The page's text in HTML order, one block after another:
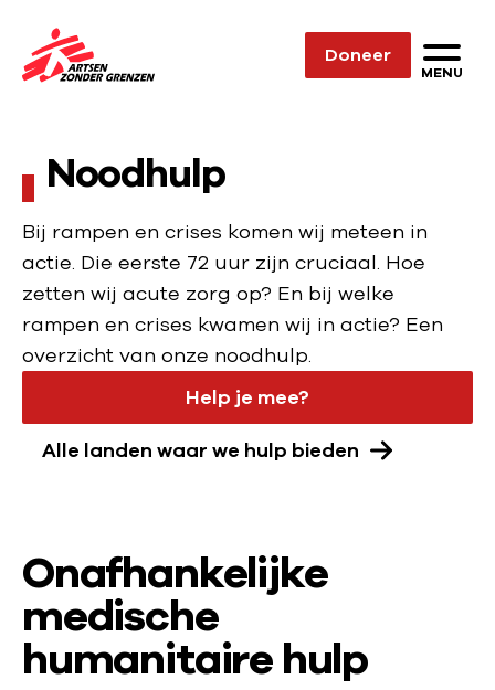
Sla navigatie over
N
e
h
o
m
e
p
Doneer
MENU
Noodhulp
Bij rampen en crises komen wij meteen in
actie. Die eerste 72 uur zijn cruciaal. Hoe
zetten wij acute zorg op? En bij welke
rampen en crises kwamen wij in actie? Een
overzicht van onze noodhulp.
Help je mee?
Alle landen waar we hulp bieden
Onafhankelijke
medische
humanitaire hulp